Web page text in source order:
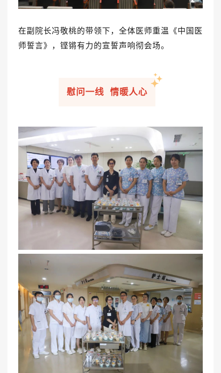
在副院长冯敬桃的带领下，全体医师重温《中国医
师誓言》 ， 铿锵有力的宣誓声响彻会场。
慰问一线 情暖人心